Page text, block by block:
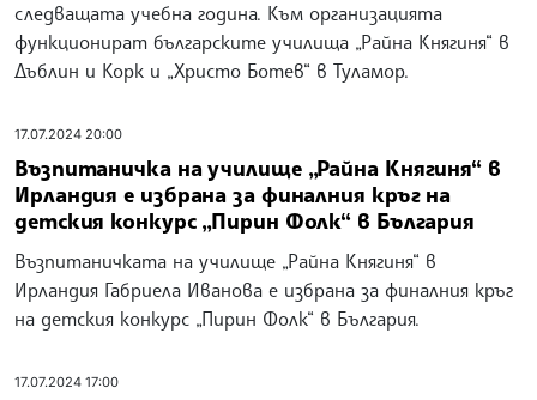
следващата учебна година. Към организацията
функционират българските училища „Райна Княгиня“ в
Дъблин и Корк и „Христо Ботев“ в Туламор.
17.07.2024 20:00
Възпитаничка на училище „Райна Княгиня“ в
Ирландия е избрана за финалния кръг на
детския конкурс „Пирин Фолк“ в България
Възпитаничката на училище „Райна Княгиня“ в
Ирландия Габриела Иванова е избрана за финалния кръг
на детския конкурс „Пирин Фолк“ в България.
17.07.2024 17:00